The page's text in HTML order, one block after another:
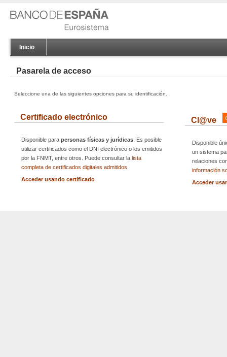
Inicio
Pasarela de acceso
Seleccione una de las siguientes opciones para su identificación.
Certificado electrónico
Disponible para personas físicas y jurídicas. Es posible
utilizar certificados como el DNI electrónico o los emitidos
por la FNMT, entre otros. Puede consultar la lista
completa de certificados digitales admitidos
Acceder usando certificado
Cl@ve
Disponible
un sistema
relaciones
información
Acceder